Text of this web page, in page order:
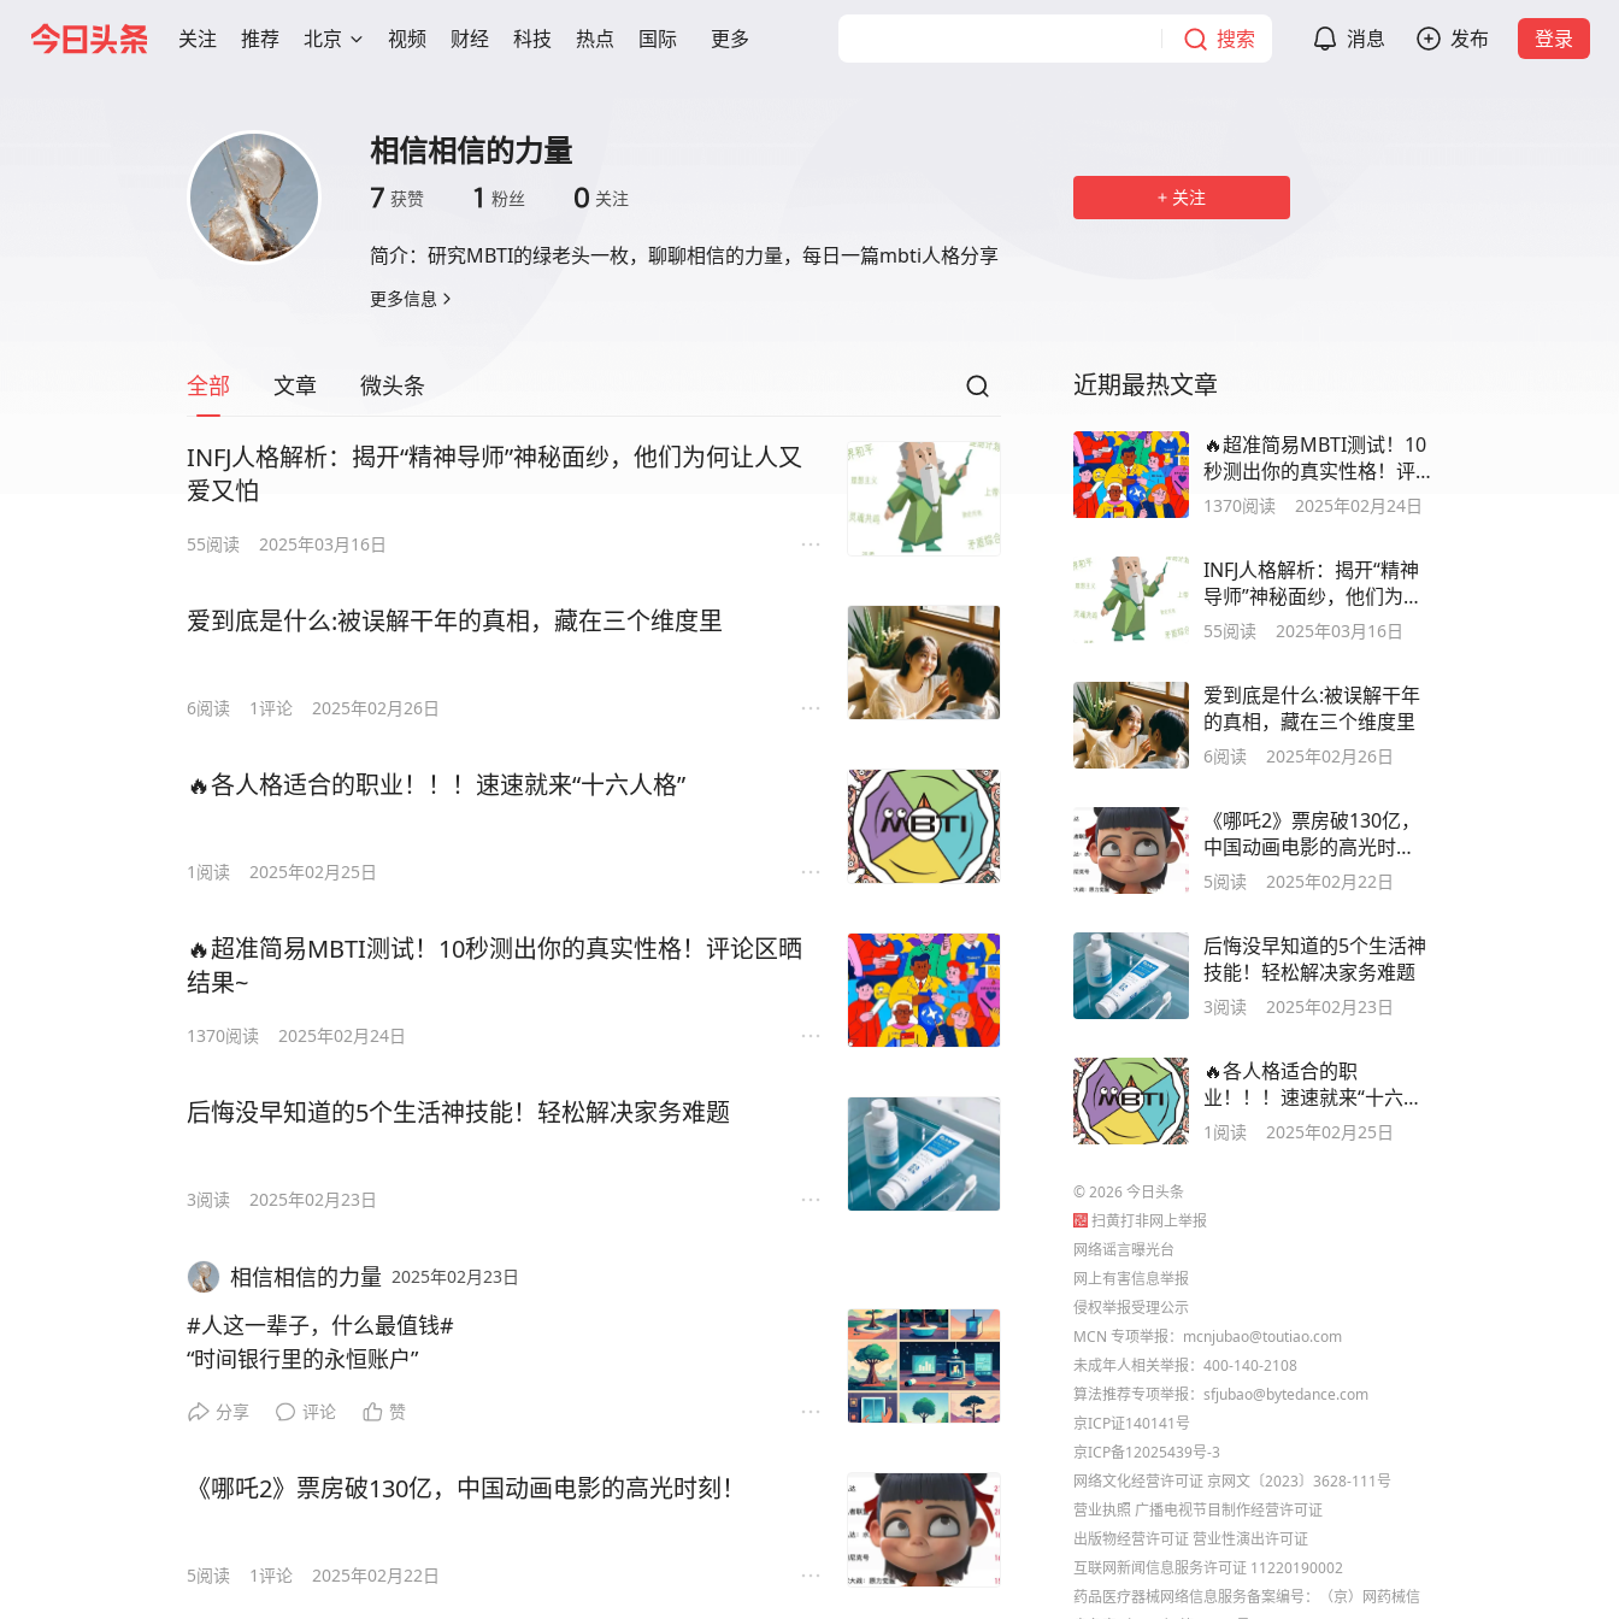
关注 推荐 北京 视频 财经 科技 热点 国际 更多 搜索 消息 发布 登录
相信相信的力量
7 获赞 1 粉丝 0 关注
简介： 研究MBTI的绿老头一枚，聊聊相信的力量，每日一篇mbti人格分享
更多信息
关注
全部 文章 微头条
INFJ人格解析：揭开“精神导师”神秘面纱，他们为何让人又
爱又怕
55阅读 2025年03月16日
爱到底是什么:被误解干年的真相，藏在三个维度里
6阅读 1评论 2025年02月26日
🔥各人格适合的职业！！！速速就来“十六人格”
1 阅读 2025年02月25日
🔥超准简易MBTI测试！10秒测出你的真实性格！评论区晒
结果~
1370阅读 2025年02月24日
后悔没早知道的5个生活神技能！轻松解决家务难题
3阅读 2025年02月23日
相信相信的力量 2025年02月23日
#人这一辈子，什么最值钱#
“时间银行里的永恒账户”
的纽约证券交易所里，交易员们依然在电子屏幕前寻找答案。当我
蔽：时间才是人类唯一的通用货币。
华尔街的黄金交易员在熔断时刻才明白，账户里的数字不过是时间
分享 评论 赞
《哪吒2》票房破130亿，中国动画电影的高光时刻！
5阅读 1评论 2025年02月22日
近期最热文章
🔥超准简易MBTI测试！10
秒测出你的真实性格！评论
区晒结果~
1370阅读 2025年02月24日
INFJ人格解析：揭开“精神
导师”神秘面纱，他们为何
让人又爱又怕
55阅读 2025年03月16日
爱到底是什么:被误解干年
的真相，藏在三个维度里
6阅读 2025年02月26日
《哪吒2》票房破130亿，
中国动画电影的高光时
刻！
5阅读 2025年02月22日
后悔没早知道的5个生活神
技能！轻松解决家务难题
3阅读 2025年02月23日
🔥各人格适合的职
业！！！速速就来“十六人
格”
1 阅读 2025年02月25日
©2026今日头条
扫黄打非网上举报
网络谣言曝光台
网上有害信息举报
侵权举报受理公示
MCN 专项举报：mcnjubao@toutiao.com
未成年人相关举报：400-140-2108
算法推荐专项举报：sfjubao@bytedance.com
京ICP证140141号
京ICP备12025439号-3
网络文化经营许可证 京网文〔2023〕3628-111号
营业执照 广播电视节目制作经营许可证
出版物经营许可证 营业性演出许可证
互联网新闻信息服务许可证 11220190002
药品医疗器械网络信息服务备案编号：（京）网药械信